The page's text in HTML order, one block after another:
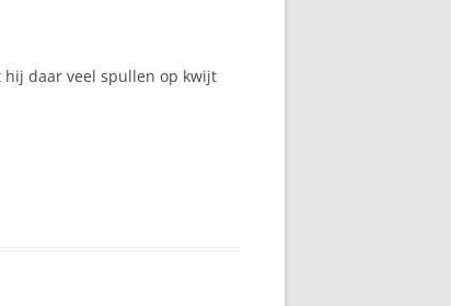
hij daar veel spullen op kwijt